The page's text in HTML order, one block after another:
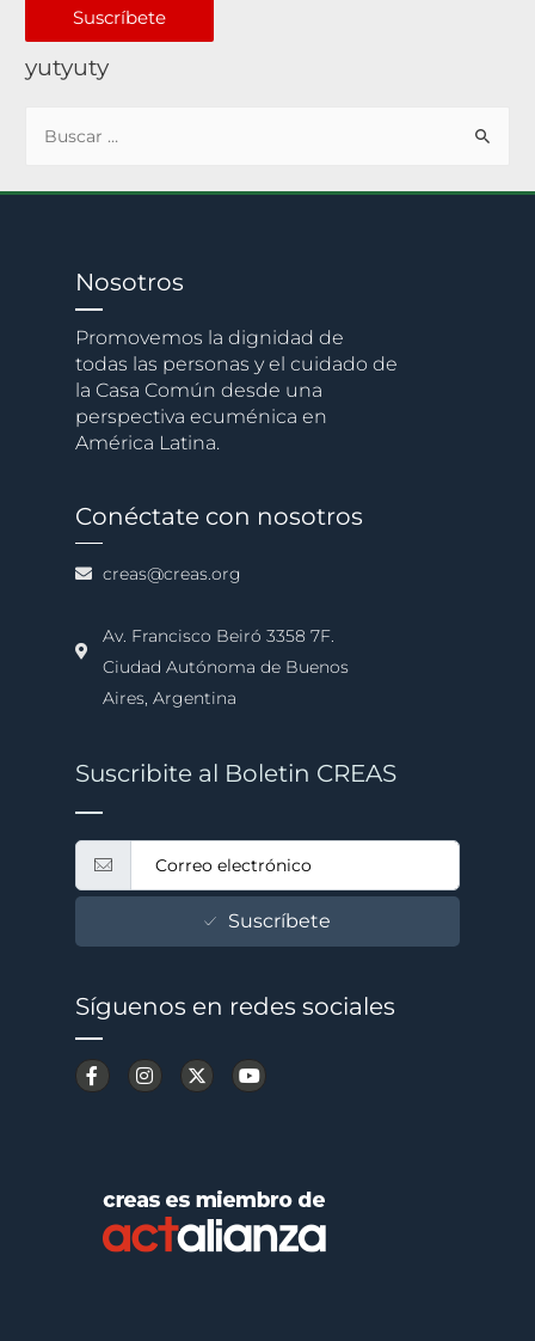
Suscríbete
yutyuty
Nosotros
Promovemos la dignidad de
todas las personas y el cuidado de
la Casa Común desde una
perspectiva ecuménica en
América Latina.
Conéctate con nosotros
creas@creas.org
Av. Francisco Beiró 3358 7F.
Ciudad Autónoma de Buenos
Aires, Argentina
Suscribite al Boletin CREAS
Suscríbete
Síguenos en redes sociales